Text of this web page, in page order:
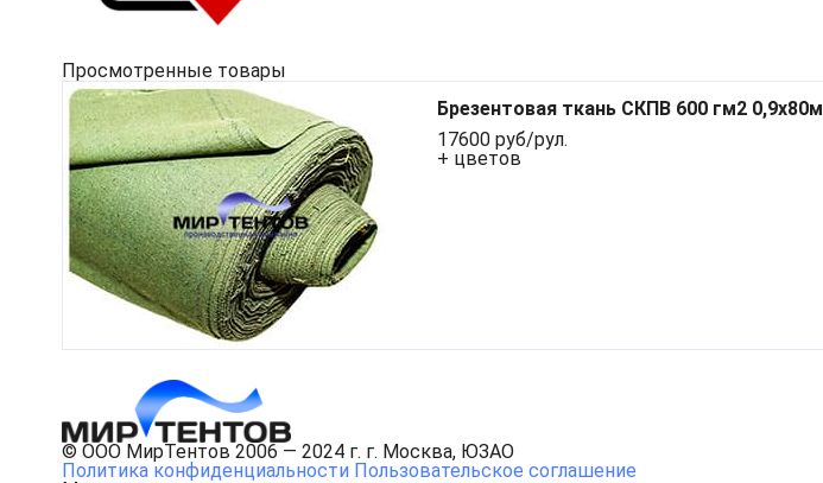
Просмотренные товары
Брезентовая ткань СКПВ 600 гм2 0,9x80м
17600 руб/рул.
+ цветов
© ООО МирТентов 2006 — 2024 г. г. Москва, ЮЗАО
Политика конфиденциальности Пользовательское соглашение